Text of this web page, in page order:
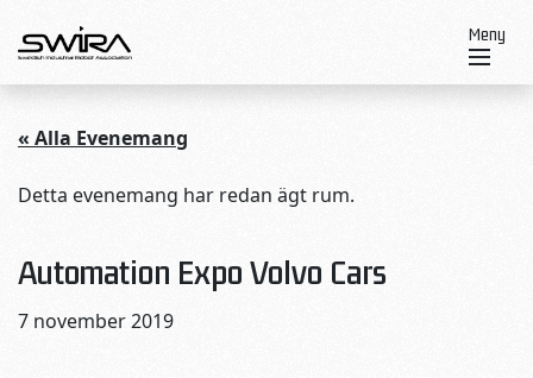
Meny
« Alla Evenemang
Detta evenemang har redan ägt rum.
Automation Expo Volvo Cars
7 november 2019